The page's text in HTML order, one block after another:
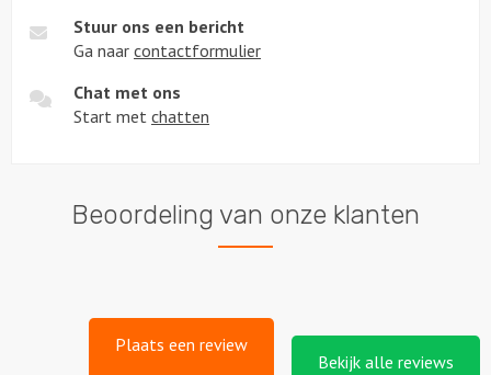
Stuur ons een bericht
Ga naar contactformulier
Chat met ons
Start met chatten
Beoordeling van onze klanten
Plaats een review
Bekijk alle reviews